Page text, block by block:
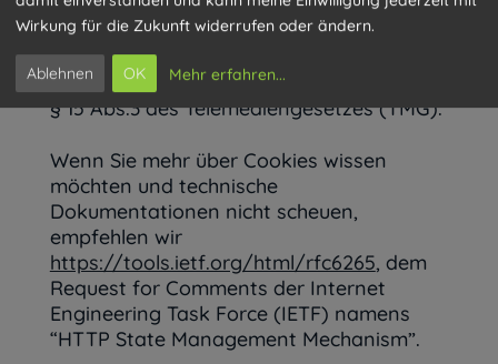
Deutschland wurden die Cookie-
Richtlinien nicht als nationales Recht
umgesetzt. Stattdessen erfolgte die
Umsetzung dieser Richtlinie weitgehend in
§ 15 Abs.3 des Telemediengesetzes (TMG).
Wenn Sie mehr über Cookies wissen
möchten und technische
Dokumentationen nicht scheuen,
empfehlen wir
https://tools.ietf.org/html/rfc6265, dem
Request for Comments der Internet
Engineering Task Force (IETF) namens
“HTTP State Management Mechanism”.
Wirkung für die Zukunft widerrufen oder ändern.
Ablehnen OK Mehr erfahren...